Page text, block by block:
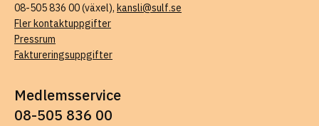
08-505 836 00 (växel), kansli@sulf.se
Fler kontaktuppgifter
Pressrum
Faktureringsuppgifter
Medlemsservice
08-505 836 00